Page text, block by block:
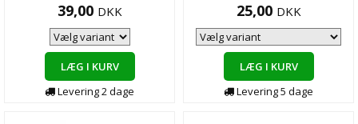
39,00 DKK
LÆG I KURV
Levering2dage
25,00 DKK
LÆG I KURV
Levering5 dage